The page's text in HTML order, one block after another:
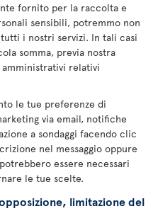
fornito per la raccolta e
sensibili, potremmo non
i nostri servizi. In tali casi
somma, previa nostra
relativi
le tue preferenze di
via email, notifiche
a sondaggi facendo clic
nel messaggio oppure
essere necessari
le tue scelte.
limitazione del